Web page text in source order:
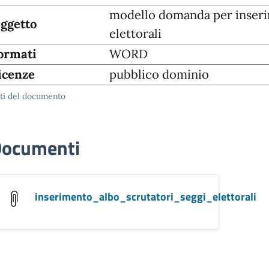
del documento
modello domanda per
elettorali
WORD
pubblico dominio
inserimento_albo_scrutatori_seggi_elettorali